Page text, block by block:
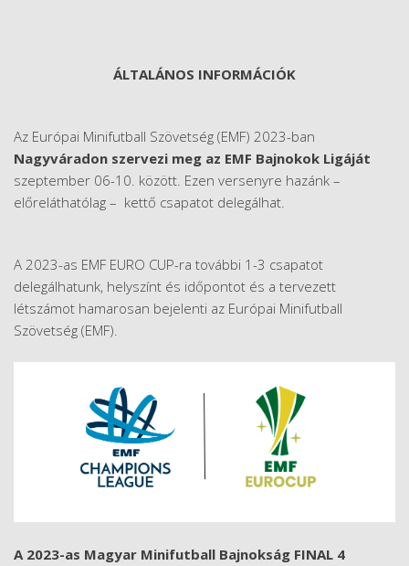
ÁLTALÁNOS INFORMÁCIÓK
Az Európai Minifutball Szövetség (EMF) 2023-ban
Nagyváradon szervezi meg az EMF Bajnokok Ligáját
szeptember 06-10. között. Ezen versenyre hazánk –
előreláthatólag – kettő csapatot delegálhat.
A 2023-as EMF EURO CUP-ra további 1-3 csapatot
delegálhatunk, helyszínt és időpontot és a tervezett
létszámot hamarosan bejelenti az Európai Minifutball
Szövetség (EMF).​
A 2023-as Magyar Minifutball Bajnokság FINAL 4